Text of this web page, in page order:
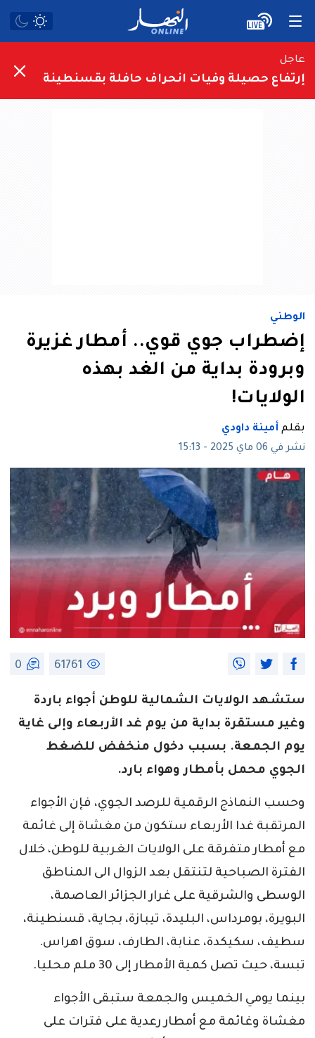
عاجل
إرتفاع حصيلة وفيات انحراف حافلة بقسنطينة
الوطني
إضطراب جوي قوي.. أمطار غزيرة
وبرودة بداية من الغد بهذه
الولايات!
بقلم أمينة داودي
نشر في 06 ماي 2025 - 15:13
61761
0
ستشهد الولايات الشمالية للوطن أجواء باردة
وغير مستقرة بداية من يوم غد الأربعاء وإلى غاية
يوم الجمعة. بسبب دخول منخفض للضغط
الجوي محمل بأمطار وهواء بارد.
وحسب النماذج الرقمية للرصد الجوي، فإن الأجواء
المرتقبة غدا الأربعاء ستكون من مغشاة إلى غائمة
مع أمطار متفرقة على الولايات الغربية للوطن، خلال
الفترة الصباحية لتنتقل بعد الزوال الى المناطق
الوسطى والشرقية على غرار الجزائر العاصمة،
البويرة، بومرداس، البليدة، تيبازة، بجاية، قسنطينة،
سطيف، سكيكدة، عنابة، الطارف، سوق اهراس.
تبسة، حيث تصل كمية الأمطار إلى 30 ملم محليا.
بينما يومي الخميس والجمعة ستبقى الأجواء
مغشاة وغائمة مع أمطار رعدية على فترات على